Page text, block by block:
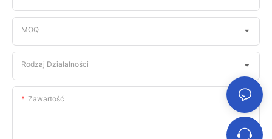
MOQ
Rodzaj Działalności
Zawartość